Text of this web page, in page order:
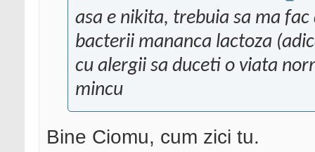
asa e nikita, trebuia sa ma
bacterii mananca lactoza
cu alergii sa duceti o viata
mincu
Bine Ciomu, cum zici tu.